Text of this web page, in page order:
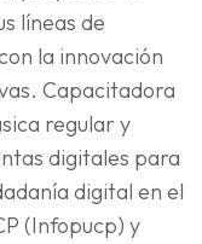
líneas de
la innovación
Capacitadora
regular y
digitales para
digital en el
(Infopucp) y